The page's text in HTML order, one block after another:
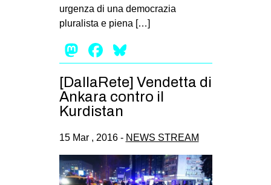
tw
SEARCH
urgenza di una democrazia
pluralista e piena […]
Mastodon
Facebook
[DallaRete] Vendetta di
Ankara contro il
Kurdistan
15 Mar , 2016 - NEWS STREAM